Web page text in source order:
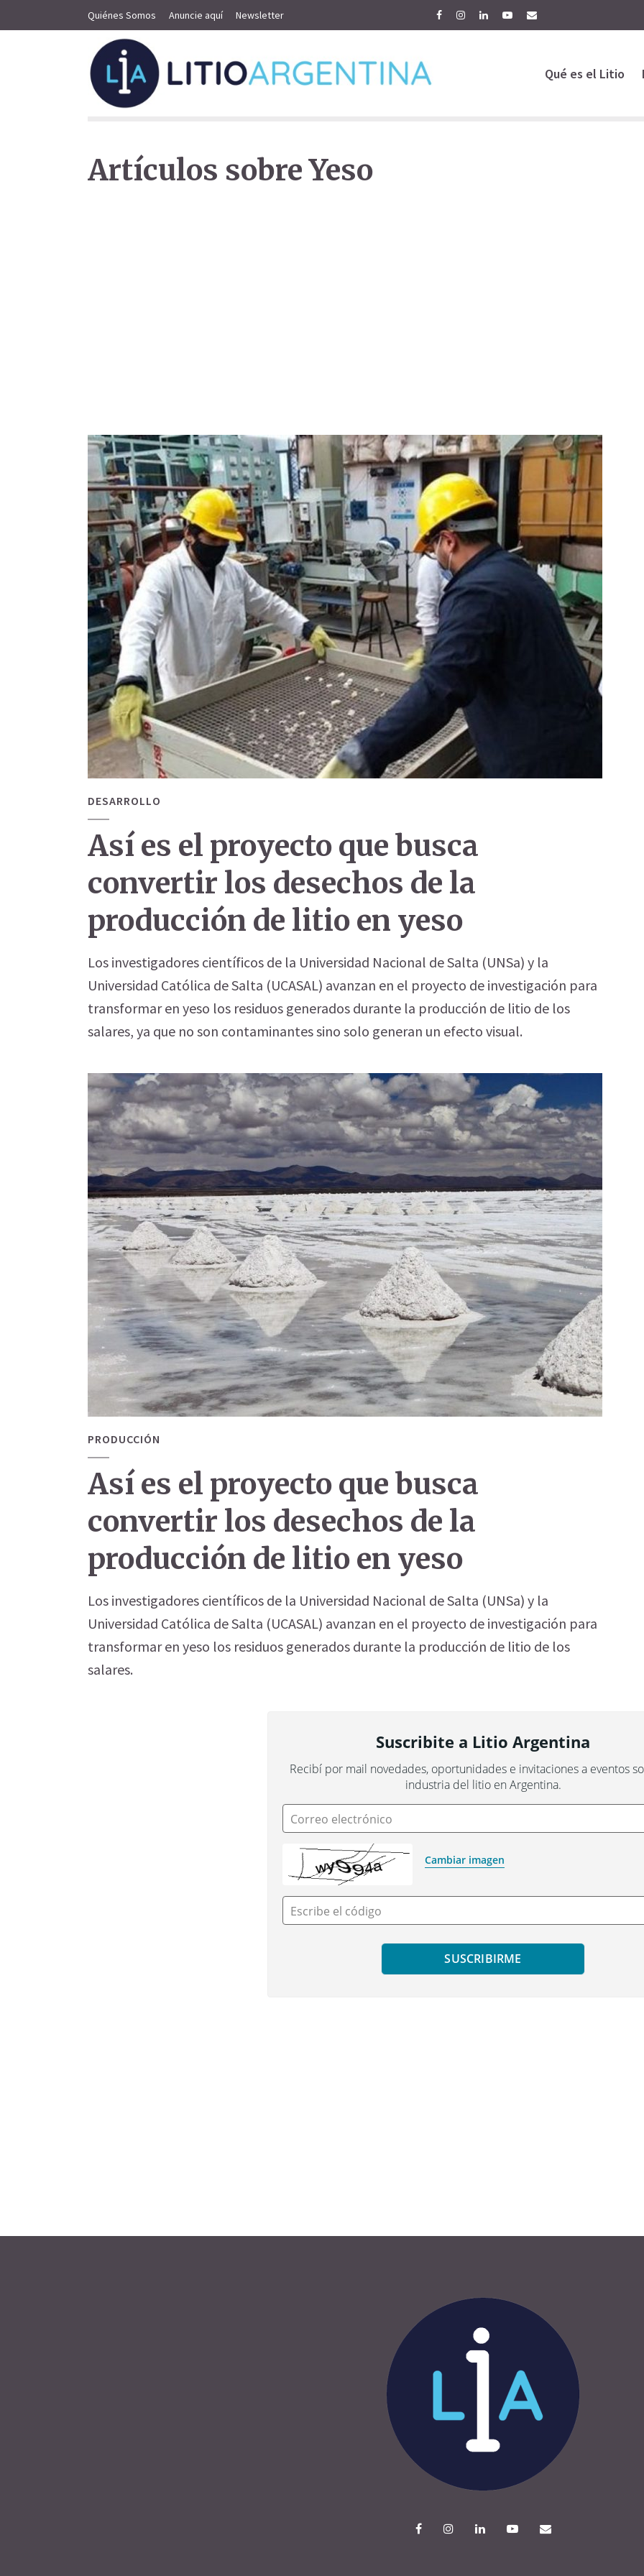
Quiénes Somos Anuncie aquí Newsletter
Qué es el Litio
Artículos sobre Yeso
DESARROLLO
Así es el proyecto que busca
convertir los desechos de la
producción de litio en yeso
Los investigadores científicos de la Universidad Nacional de Salta (UNSa) y la
Universidad Católica de Salta (UCASAL) avanzan en el proyecto de investigación para
transformar en yeso los residuos generados durante la producción de litio de los
salares, ya que no son contaminantes sino solo generan un efecto visual.
PRODUCCIÓN
Así es el proyecto que busca
convertir los desechos de la
producción de litio en yeso
Los investigadores científicos de la Universidad Nacional de Salta (UNSa) y la
Universidad Católica de Salta (UCASAL) avanzan en el proyecto de investigación para
transformar en yeso los residuos generados durante la producción de litio de los
salares.
Suscribite a Litio Argentina
Recibí por mail novedades, oportunidades e invitaciones a eventos
industria del litio en Argentina.
Correo electrónico
Cambiar imagen
Escribe el código